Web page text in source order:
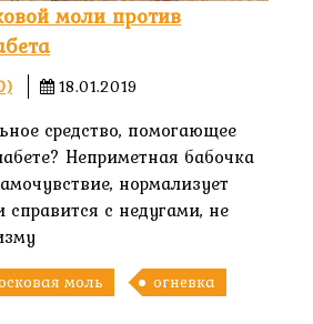
моли против
18.01.2019
средство, помогающее
Неприметная бабочка
нормализует
с недугами, не
моль
огневка